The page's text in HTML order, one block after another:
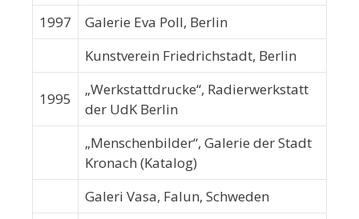
1997
Galerie Eva Poll, Berlin
Kunstverein Friedrichstadt, Berlin
1995
„Werkstattdrucke“, Radierwerkstatt
der UdK Berlin
„Menschenbilder“, Galerie der Stadt
Kronach (Katalog)
Galeri Vasa, Falun, Schweden